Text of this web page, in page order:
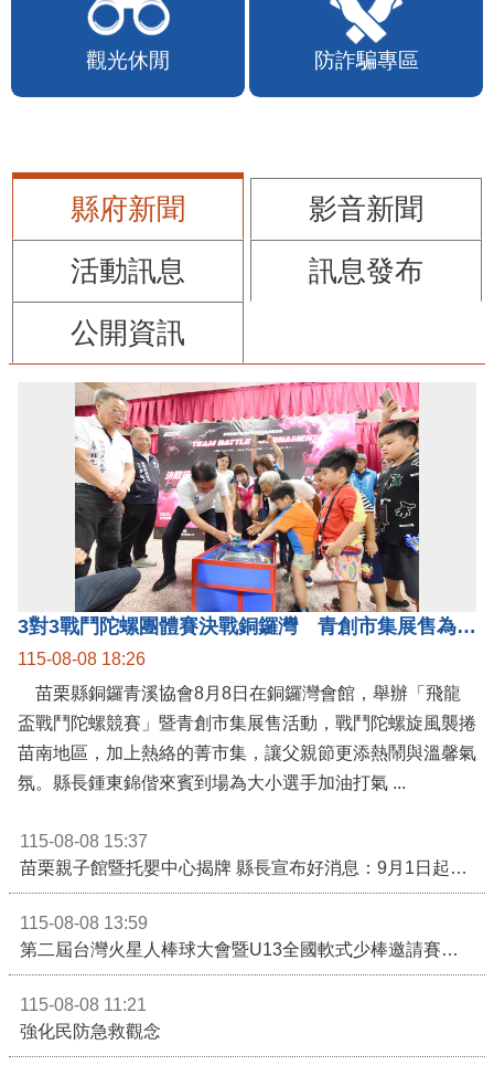
觀光休閒 防詐騙專區
縣府新聞
影音新聞
活動訊息
訊息發布
公開資訊
3對3戰鬥陀螺團體賽決戰銅鑼灣 青創市集展售為父親節增添繽紛
115-08-08 18:26
苗栗縣銅鑼青溪協會8月8日在銅鑼灣會館，舉辦「飛龍
盃戰鬥陀螺競賽」暨青創市集展售活動，戰鬥陀螺旋風襲捲
苗南地區，加上熱絡的菁市集，讓父親節更添熱鬧與溫馨氣
氛。縣長鍾東錦偕來賓到場為大小選手加油打氣 ...
115-08-08 15:37
苗栗親子館暨托嬰中心揭牌 縣長宣布好消息：9月1日起調降臨時托嬰費用
115-08-08 13:59
第二屆台灣火星人棒球大會暨U13全國軟式少棒邀請賽在苗栗舉辦
115-08-08 11:21
強化民防急救觀念